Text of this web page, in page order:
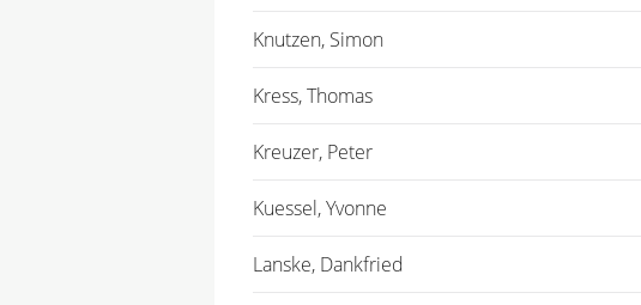
Knutzen, Simon
Kress, Thomas
Kreuzer, Peter
Kuessel, Yvonne
Lanske, Dankfried